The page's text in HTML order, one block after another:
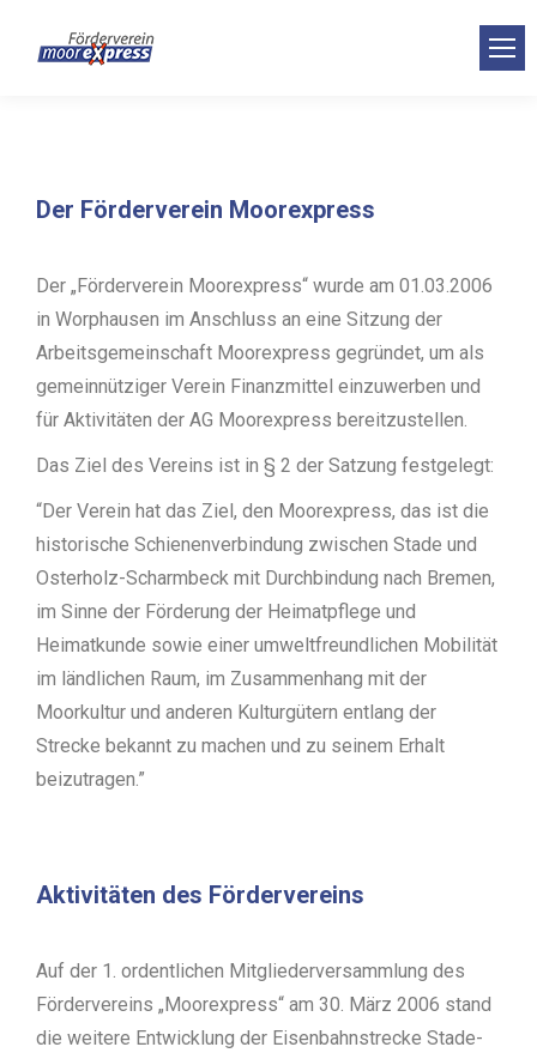
Der Förderverein Moorexpress
Der „Förderverein Moorexpress“ wurde am 01.03.2006
in Worphausen im Anschluss an eine Sitzung der
Arbeitsgemeinschaft Moorexpress gegründet, um als
gemeinnütziger Verein Finanzmittel einzuwerben und
für Aktivitäten der AG Moorexpress bereitzustellen.
Das Ziel des Vereins ist in § 2 der Satzung festgelegt:
“Der Verein hat das Ziel, den Moorexpress, das ist die
historische Schienenverbindung zwischen Stade und
Osterholz-Scharmbeck mit Durchbindung nach Bremen,
im Sinne der Förderung der Heimatpflege und
Heimatkunde sowie einer umweltfreundlichen Mobilität
im ländlichen Raum, im Zusammenhang mit der
Moorkultur und anderen Kulturgütern entlang der
Strecke bekannt zu machen und zu seinem Erhalt
beizutragen.”
Aktivitäten des Fördervereins
Auf der 1. ordentlichen Mitgliederversammlung des
Fördervereins „Moorexpress“ am 30. März 2006 stand
die weitere Entwicklung der Eisenbahnstrecke Stade-